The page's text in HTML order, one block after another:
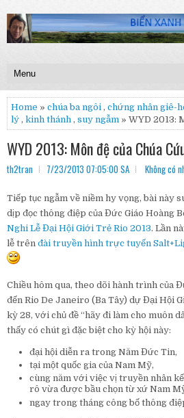
Home » chúa ba ngôi , chứng nhân giê-
lý , kinh thánh , suy ngẫm » WYD 2013:
WYD 2013: Môn đệ của Chúa
th2tran 7/23/2013 07:05:00 SA Không có
Tiếp tục ngẫm về niềm hy vọng, bài này
dịp đọc thông điệp của Đức Giáo Hoàng
Nghi Lễ Đại Hội Giới Trẻ Rio 2013. Lần
lễ trên đài truyền hình trực tuyến
Chiều hôm qua, theo dõi hành trình của
đến Rio De Janeiro (Ba Tây) dự Đại Hội
kỳ 28, với chủ đề “hãy đi làm cho muôn
thấy có chút gì đặc biệt cho kỳ hội này:
đại hội diễn ra trong Năm Đức Tin,
tại một quốc gia của Nam Mỹ,
cùng năm với việc vị truyền nhân
rô vừa được bầu chọn từ xứ Nam
ngay trong tháng công bố thông